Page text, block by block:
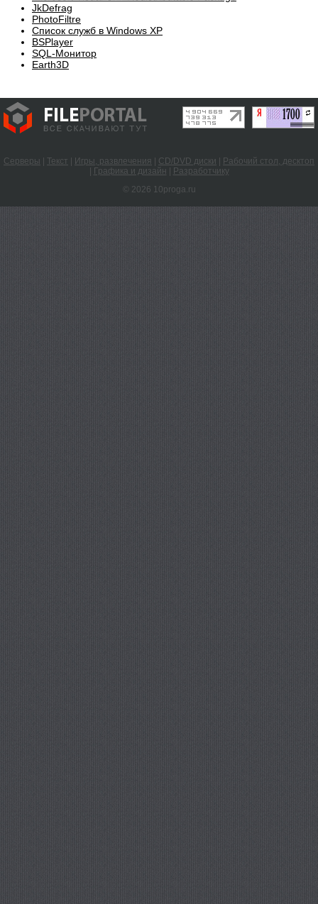
JkDefrag
PhotoFiltre
Список служб в Windows XP
BSPlayer
SQL-Монитор
Earth3D
Серверы Текст Игры, развлечения CD/DVD диски
Рабочий стол, десктоп
Графика и дизайн
Разработчику
© 2026 10proga.ru